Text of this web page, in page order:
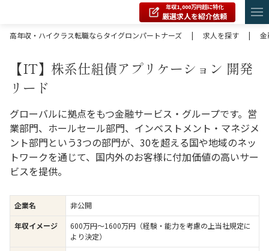
年収1,000万円超に特化
厳選求人を紹介依頼
高年収・ハイクラス転職ならタイグロンパートナーズ
| 求人を探す | 金
【IT】株系仕組債アプリケーション 開発
リード
グローバルに拠点をもつ金融サービス・グループです。営
業部門、ホールセール部門、インベストメント・マネジメ
ント部門という3つの部門が、30を超える国や地域のネッ
トワークを通じて、国内外のお客様に付加価値の高いサー
ビスを提供。
企業名
非公開
年収イメージ
600万円〜1600万円（経験・能力を考慮の上当社規定に
より決定）